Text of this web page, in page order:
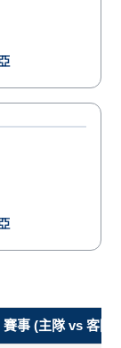
賽事 (主隊 vs 客隊)